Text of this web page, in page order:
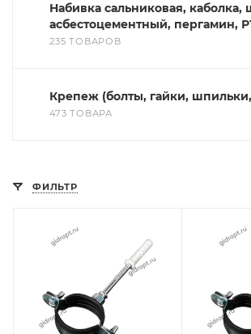
Набивка сальниковая, каболка,
асбестоцементный, пергамин,
235 ТОВАРОВ
Крепеж (болты, гайки,
473 ТОВАРА
ФИЛЬТР